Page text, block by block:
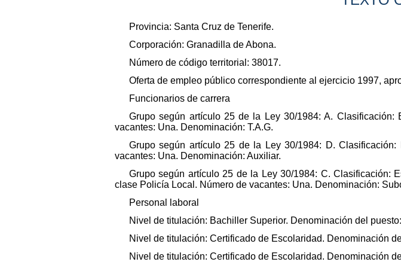
Provincia: Santa Cruz de Tenerife.
Corporación: Granadilla de Abona.
Número de código territorial: 38017.
Oferta de empleo público correspondiente al ejercicio 1997,
Funcionarios de carrera
Grupo según artículo 25 de la Ley 30/1984: A.
vacantes: Una. Denominación: T.A.G.
Grupo según artículo 25 de la Ley 30/1984: D.
vacantes: Una. Denominación: Auxiliar.
Grupo según artículo 25 de la Ley 30/1984: C. Clasificación:
clase Policía Local. Número de vacantes: Una. Denominación:
Personal laboral
Nivel de titulación: Bachiller Superior. Denominación del
Nivel de titulación: Certificado de Escolaridad. Denominación
Nivel de titulación: Certificado de Escolaridad. Denominación